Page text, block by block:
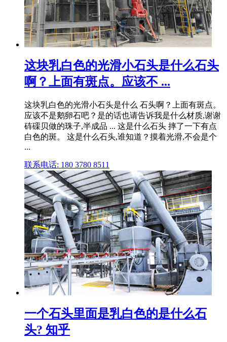
这块乳白色的光滑小石头是什么石头
啊？上面有斑点。应该不 ...
这块乳白色的光滑小石头是什么 石头啊？上面有斑点。
应该不是鹅卵石吧？是的话也请告诉我是什么材质,谢谢
砗磲贝做的珠子,半成品 ... 这是什么石头 摔了一下有点
白色的斑。 这是什么石头,谁知道？摸着光滑,不会是个
...
联系电话: 180 3780 8511
一个石头里面是乳白色的是什么石
头? 知乎